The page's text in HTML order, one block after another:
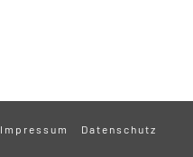
Impressum Datenschutz